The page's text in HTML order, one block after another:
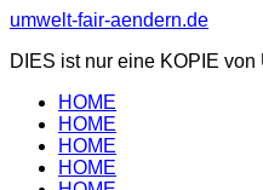
Zum
springen
umwelt-fair-aendern.de
DIES ist nur eine KOPIE
HOME
HOME
HOME
HOME